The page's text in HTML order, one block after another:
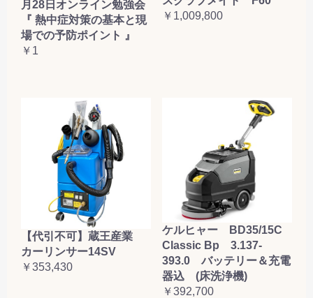
月28日オンライン勉強会
『 熱中症対策の基本と現
場での予防ポイント 』
￥1
￥1,009,800
【代引不可】蔵王産業
カーリンサー14SV
￥353,430
ケルヒャー BD35/15C
Classic Bp 3.137-
393.0 バッテリー＆充電
器込 (床洗浄機)
￥392,700